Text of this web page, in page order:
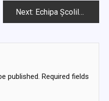
Next: Echipa Școlilor din Africa de Sud: Strategii de meci, Perspective tactice, Evaluări ale jucătorilor
published. Required fields